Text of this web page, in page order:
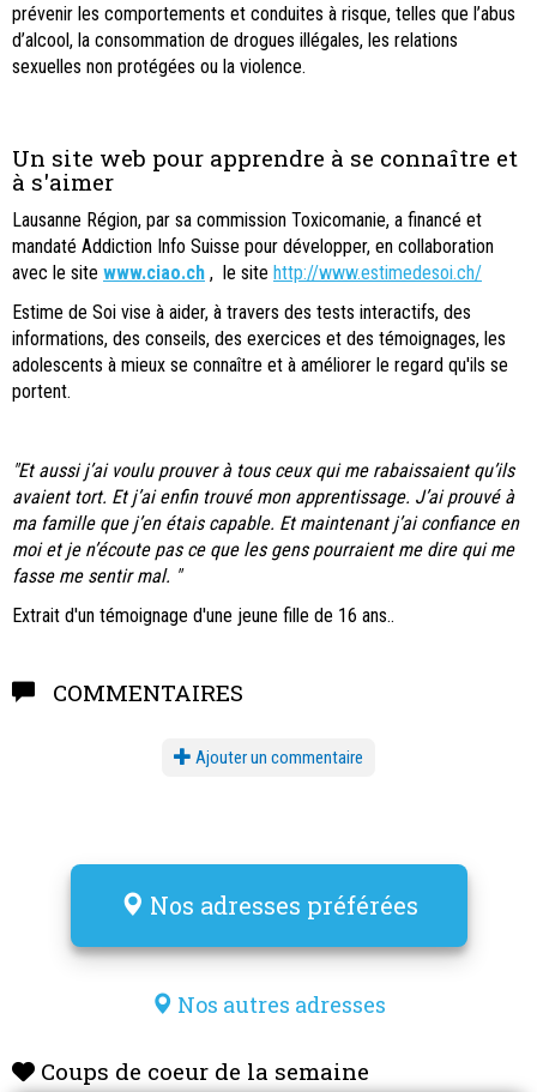
prévenir les comportements et conduites à risque, telles que l’abus
d’alcool, la consommation de drogues illégales, les relations
sexuelles non protégées ou la violence.
Un site web pour apprendre à se connaître et
à s'aimer
Lausanne Région, par sa commission Toxicomanie, a financé et
mandaté Addiction Info Suisse pour développer, en collaboration
avec le site www.ciao.ch , le site http://www.estimedesoi.ch/
Estime de Soi vise à aider, à travers des tests interactifs, des
informations, des conseils, des exercices et des témoignages, les
adolescents à mieux se connaître et à améliorer le regard qu'ils se
portent.
"Et aussi j’ai voulu prouver à tous ceux qui me rabaissaient qu’ils
avaient tort. Et j’ai enfin trouvé mon apprentissage. J’ai prouvé à
ma famille que j’en étais capable. Et maintenant j’ai confiance en
moi et je n’écoute pas ce que les gens pourraient me dire qui me
fasse me sentir mal. "
Extrait d'un témoignage d'une jeune fille de 16 ans..
COMMENTAIRES
Ajouter un commentaire
Nos adresses préférées
Nos autres adresses
Coups de coeur de la semaine